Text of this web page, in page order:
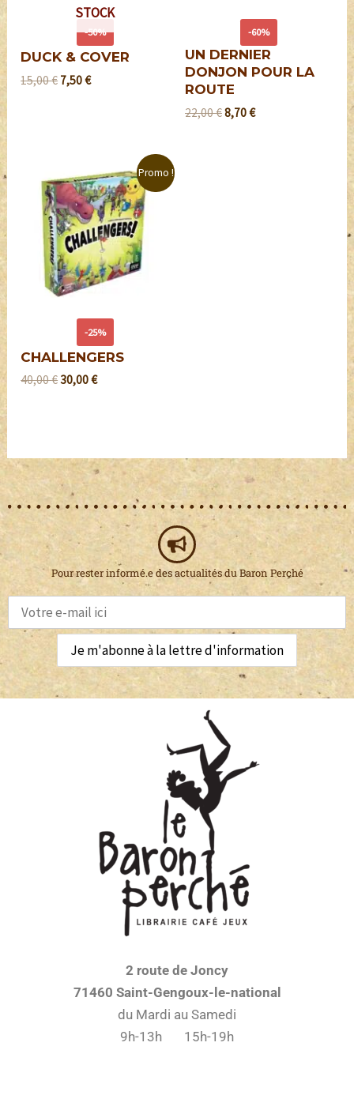
-50%
STOCK
DUCK & COVER
15,00€ 7,50€
-60%
UN DERNIER
DONJON POUR LA
ROUTE
22,00€8,70€
Promo !
-25%
CHALLENGERS
40,00€30,00€
Pour rester informé.e des actualités du Baron Perché
2 route de Joncy
71460 Saint-Gengoux-le-national
du Mardi au Samedi
9h-13h 15h-19h